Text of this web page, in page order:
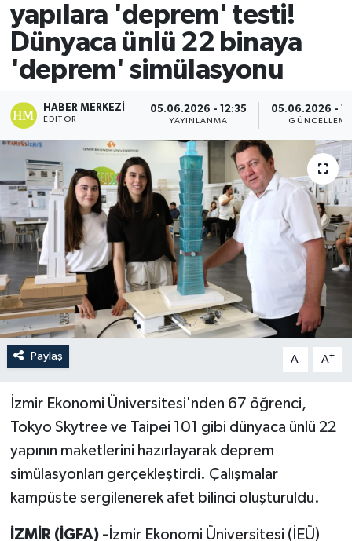
yapılara 'deprem' testi!
Dünyaca ünlü 22 binaya
'deprem' simülasyonu
HABER MERKEZI
EDITÖR
05.06.2026 - 12:35
YAYINLANMA
05.06.2026 -
GÜNCELLEME
Paylaş A- A+
İzmir Ekonomi Üniversitesi'nden 67 öğrenci,
Tokyo Skytree ve Taipei 101 gibi dünyaca ünlü 22
yapının maketlerini hazırlayarak deprem
simülasyonları gerçekleştirdi. Çalışmalar
kampüste sergilenerek afet bilinci oluşturuldu.
İZMİR (İGFA) - İzmir Ekonomi Üniversitesi (İEÜ)